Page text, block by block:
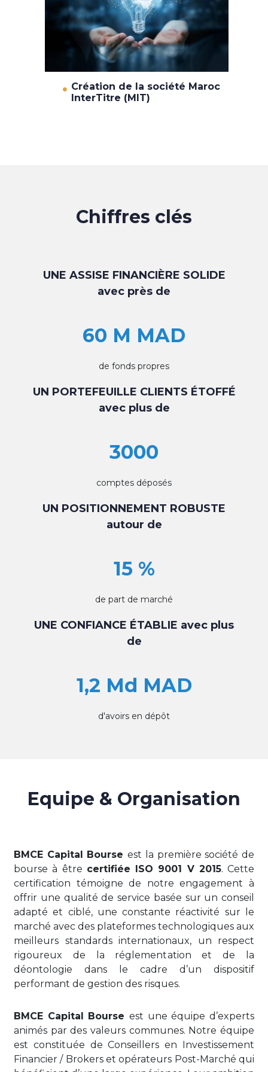
Création de la société Maroc
InterTitre (MIT)
Chiffres clés
UNE ASSISE FINANCIÈRE SOLIDE
avec près de
60 M MAD
de fonds propres
UN PORTEFEUILLE CLIENTS ÉTOFFÉ
avec plus de
3000
comptes déposés
UN POSITIONNEMENT ROBUSTE
autour de
15 %
de part de marché
UNE CONFIANCE ÉTABLIE avec plus
de
1,2 Md MAD
d'avoirs en dépôt
Equipe & Organisation
BMCE Capital Bourseest la première société de
bourse à être certifiée ISO 9001 V 2015. Cette
certification témoigne de notre engagement à
offrir une qualité de service basée sur un conseil
adapté et ciblé, une constante réactivité sur le
marché avec des plateformes technologiques aux
meilleurs standards internationaux, un respect
rigoureux de la réglementation et de la
déontologie dans le cadre d’un dispositif
performant de gestion des risques.
BMCE Capital Bourse est une équipe d’experts
animés par des valeurs communes. Notre équipe
est constituée de Conseillers en Investissement
Financier / Brokers et opérateurs Post-Marché qui